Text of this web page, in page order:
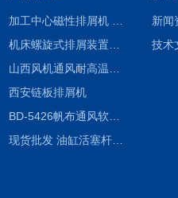
西安链板排屑机
BD-5426帆布通风软连接水泥布袋陕西生产厂家
现货批发 油缸活塞杆圆形保护套
新闻
技术